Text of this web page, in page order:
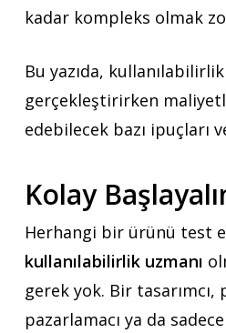
kadar kompleks olmak
Bu yazıda,
gerçekleştirirken
edebilecek bazı ipuçları
Kolay
Herhangi bir ürünü test
kullanılabilirlik uzmanı
gerek yok. Bir
pazarlamacı ya da